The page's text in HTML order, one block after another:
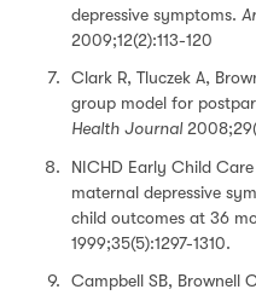
depressive symptoms.
2009;12(2):113-120
Clark R, Tluczek A,
group model for
Health Journal
NICHD Early Child
maternal depressive
child outcomes at 36
1999;35(5):1297-1310.
Campbell SB, Brownell